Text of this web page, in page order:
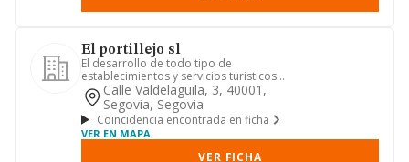
El portillejo sl
El desarrollo de todo tipo de
establecimientos y servicios turisticos,
bares, cafeterias, restauran...
Calle Valdelaguila, 3, 40001,
Segovia, Segovia
Coincidencia encontrada en ficha
VER EN MAPA
VER FICHA